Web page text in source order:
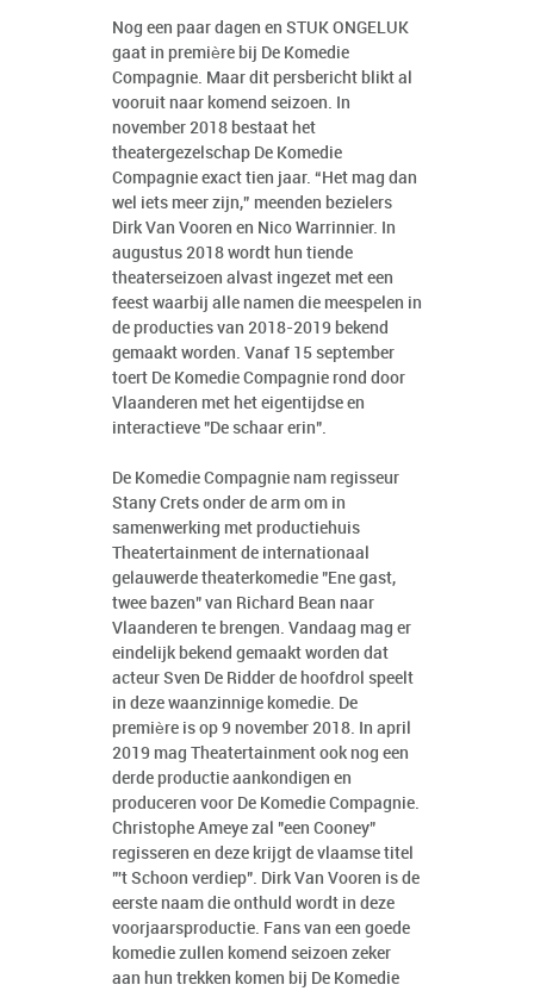
Nog een paar dagen en STUK ONGELUK
gaat in première bij De Komedie
Compagnie. Maar dit persbericht blikt al
vooruit naar komend seizoen. In
november 2018 bestaat het
theatergezelschap De Komedie
Compagnie exact tien jaar. “Het mag dan
wel iets meer zijn,” meenden bezielers
Dirk Van Vooren en Nico Warrinnier. In
augustus 2018 wordt hun tiende
theaterseizoen alvast ingezet met een
feest waarbij alle namen die meespelen in
de producties van 2018-2019 bekend
gemaakt worden. Vanaf 15 september
toert De Komedie Compagnie rond door
Vlaanderen met het eigentijdse en
interactieve "De schaar erin".
De Komedie Compagnie nam regisseur
Stany Crets onder de arm om in
samenwerking met productiehuis
Theatertainment de internationaal
gelauwerde theaterkomedie "Ene gast,
twee bazen" van Richard Bean naar
Vlaanderen te brengen. Vandaag mag er
eindelijk bekend gemaakt worden dat
acteur Sven De Ridder de hoofdrol speelt
in deze waanzinnige komedie. De
première is op 9 november 2018. In april
2019 mag Theatertainment ook nog een
derde productie aankondigen en
produceren voor De Komedie Compagnie.
Christophe Ameye zal "een Cooney"
regisseren en deze krijgt de vlaamse titel
"'t Schoon verdiep". Dirk Van Vooren is de
eerste naam die onthuld wordt in deze
voorjaarsproductie. Fans van een goede
komedie zullen komend seizoen zeker
aan hun trekken komen bij De Komedie